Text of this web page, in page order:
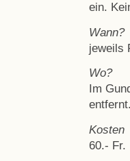
ein.
Wann?
jeweils
Wo?
Im
Kosten
60.- Fr.